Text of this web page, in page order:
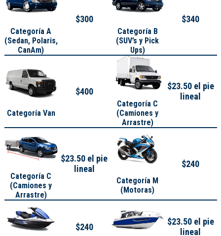
Categoría A
(Sedan, Polaris,
CanAm)
$300
Categoría B
(SUV’s y Pick
Ups)
$340
Categoría Van
$400
Categoría C
(Camiones y
Arrastre)
$23.50 el pie
lineal
Categoría C
(Camiones y
Arrastre)
$23.50 el pie
lineal
Categoría M
(Motoras)
$240
$240
$23.50 el pie
lineal